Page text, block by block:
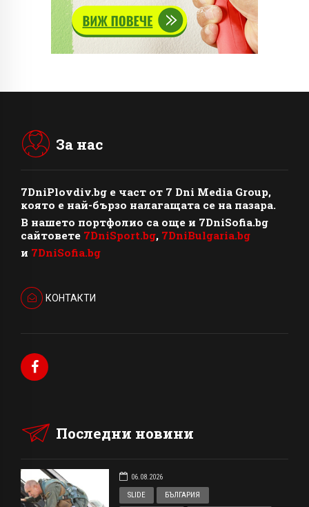
За нас
7DniPlovdiv.bg e част от 7 Dni Media Group,
която е най-бързо налагащата се на пазара.
В нашето портфолио са още и 7DniSofia.bg
сайтовете 7DniSport.bg, 7DniBulgaria.bg
и 7DniSofia.bg
КОНТАКТИ
Последни новини
06.08.2026
SLIDE
БЪЛГАРИЯ